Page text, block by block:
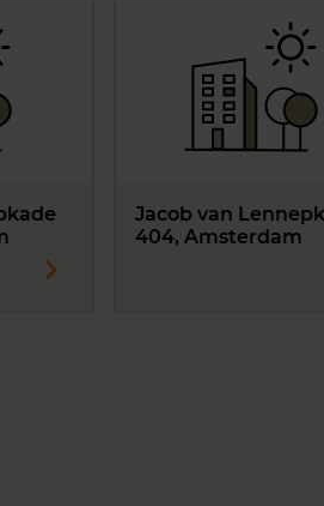
Jacob van
404, Amsterdam